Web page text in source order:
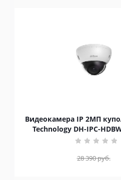
Видеокамера IP 2МП
Technology DH-IPC-
28 390руб.